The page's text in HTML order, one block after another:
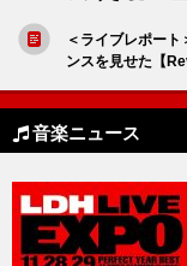
＜ライブレポー
ンスを見せた【
音楽ニュース